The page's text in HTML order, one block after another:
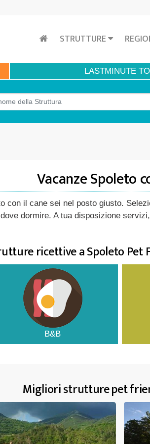
STRUTTURE
LASTMINUTE
Vacanze Spoleto
con il cane sei nel posto giusto.
dormire. A tua disposizione
ricettive a Spoleto Pet
B&B
Migliori strutture pet